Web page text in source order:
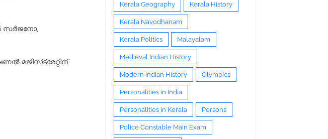
സര്‍ജനോ,
മജിസ്‌ട്രേറ്റിന്
Kerala Geography Kerala History
Kerala Navodhanam
Kerala Politics Malayalam
Medieval Indian History
Modern Indian History Olympics
Personalities in India
Personalities in Kerala Persons
Police Constable Main Exam